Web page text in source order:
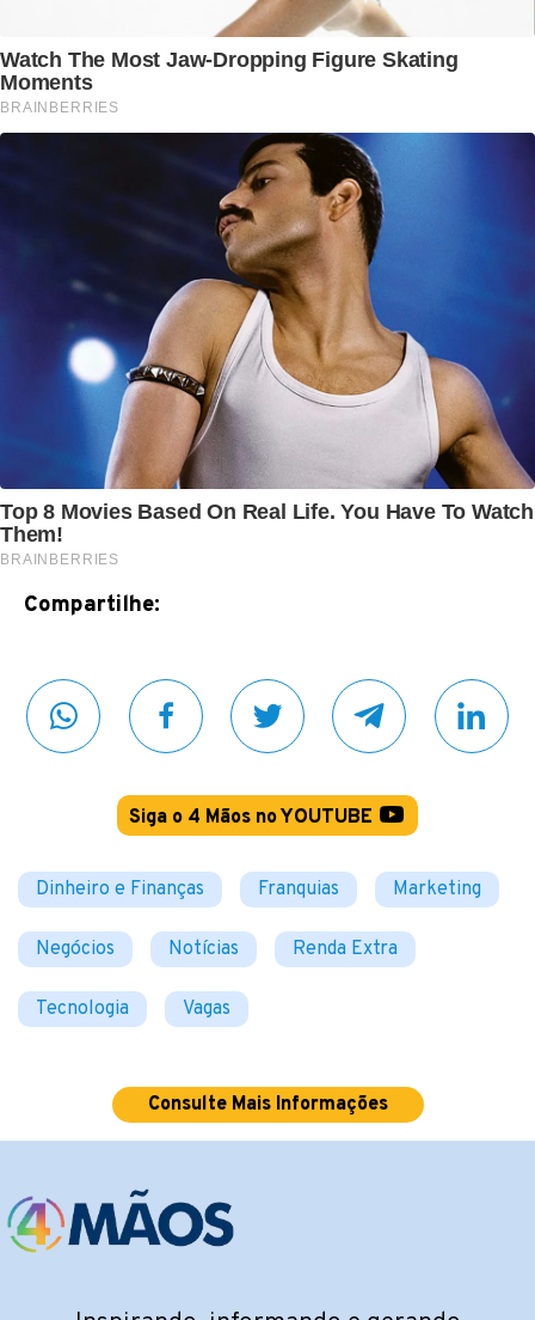
Compartilhe:
Siga o 4 Mãos no YOUTUBE
Dinheiro e Finanças Franquias Marketing
Negócios Notícias Renda Extra
Tecnologia Vagas
Consulte Mais Informações